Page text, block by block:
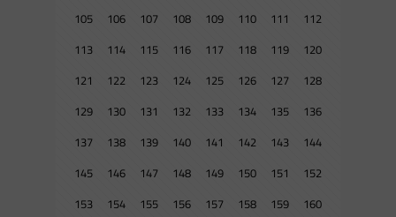
105
106 107 108 109 110 111
112
113
114 115 116 117 118 119
120
121
122 123 124 125 126 127
128
129
130 131 132 133 134 135
136
137
138 139 140 141 142 143
144
145
146 147 148 149 150 151
152
153
154 155 156 157 158 159
160